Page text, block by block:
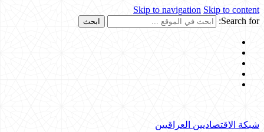
Skip to navigation Skip to content
Search for:
شبكة الاقتصاديين العراقيين